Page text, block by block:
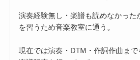
演奏経験無し・楽譜も読めなかった
を習うため音楽教室に通う。
現在では演奏・DTM・作詞作曲まで